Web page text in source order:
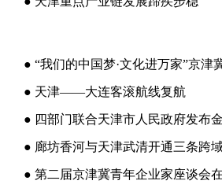
● “我们的中国梦·文化进万家”京
● 天津——大连客滚航线复航
● 四部门联合天津市人民政府发布
● 廊坊香河与天津武清开通三条跨
● 第二届京津冀青年企业家座谈会